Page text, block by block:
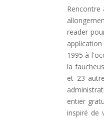
reader
1995 à
la
et 23
entier
inspiré de